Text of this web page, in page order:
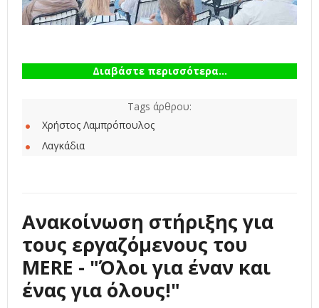
Διαβάστε περισσότερα...
Tags άρθρου:
Χρήστος Λαμπρόπουλος
Λαγκάδια
Ανακοίνωση στήριξης για
τους εργαζόμενους του
MERE - "Όλοι για έναν και
ένας για όλους!"